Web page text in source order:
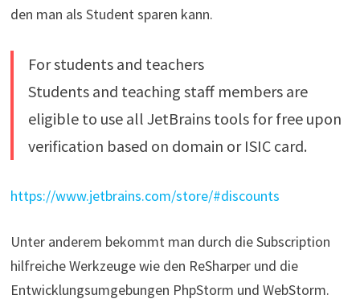
den man als Student sparen kann.
For students and teachers
Students and teaching staff members are
eligible to use all JetBrains tools for free upon
verification based on domain or ISIC card.
https://www.jetbrains.com/store/#discounts
Unter anderem bekommt man durch die Subscription
hilfreiche Werkzeuge wie den ReSharper und die
Entwicklungsumgebungen PhpStorm und WebStorm.